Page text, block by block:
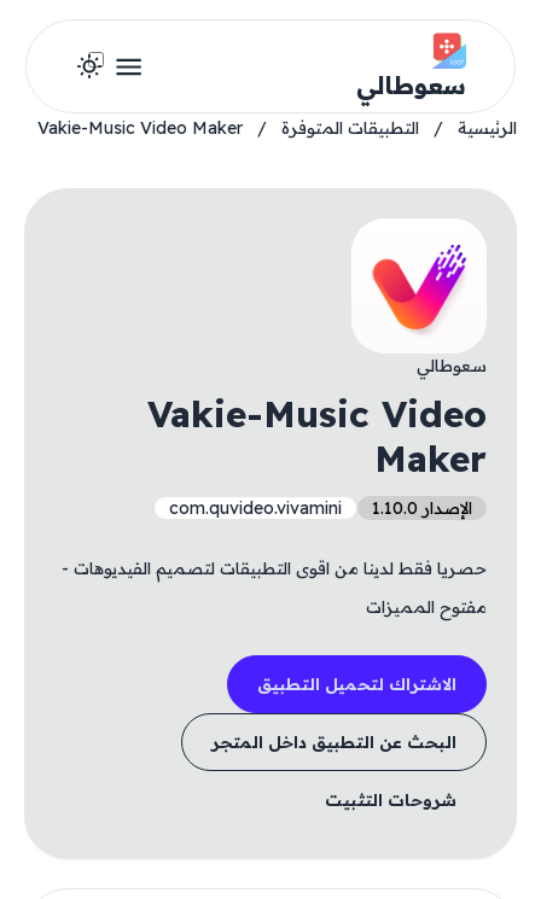
سعوطالي
الرئيسية / التطبيقات المتوفرة /
Vakie-Music Video Maker
سعوطالي
Vakie-Music Video
Maker
الإصدار 1.10.0 com.quvideo.vivamini
حصريا فقط لدينا من اقوى التطبيقات لتصميم الفيديوهات -
مفتوح المميزات
الاشتراك لتحميل التطبيق
البحث عن التطبيق داخل المتجر
شروحات التثبيت